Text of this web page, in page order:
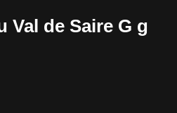
Val de Saire G g